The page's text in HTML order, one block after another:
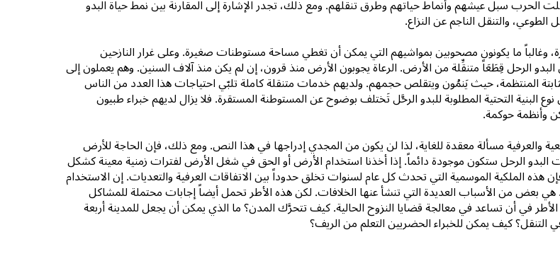
الحرب سبل عيشهم وأنماط حياتهم وطرق تنقلهم. ومع ذلك، تجدر الإشارة إلى المقارنة بين نمط حياة البدو
والتنقل الناجم عن النزاع.
وغالباً ما يكونون مصحوبين بمواشيهم التي يمكن أن تغطي مساحة مستوطنات صغيرة. وعلى غرار النازحين
البدو الرحل قِطَعَاً متنقِّلة من الأرض. الرعاة يجوبون الأرض منذ قرون، إن لم يكن منذ آلاف السنين. وهم يعملون إلى
المنتظمة، حيث يَنمُون ويتقلص حجمهم. ولديهم خدمات متنقلة كاملة تلبّي احتياجات هذا العدد من الناس
البنية التحتية المطلوبة للبدو الرحَّل تَختلف بوضوح عن المستوطنة المستقرة. فلا يزال لديهم خبراء طبيون
وأنظمة حوكمة.
والعرفية مسألة معقدة للغاية، لذا لن يكون من المجدي إدراجها في هذا النص. ومع ذلك، فإن الحاجة للأرض
البدو الرحل ستكون موجودة دائماً. إذا أخذنا استخدام الأرض أو الحق في شغل الأرض لفترات زمنية معينة كشكل
هذه الملكية الموسمية التي تحدث كل عام لسنوات تخلق حدوداً بين الاتفاقات العرفية والتعديات. إن الاستخدام
هي بعض من الأسباب العديدة التي تنشأ عنها الخلافات. لكن هذه الأطر تحمل أيضاً إجابات محتملة للمشاكل
الأطر في أن تساعد في معالجة قضايا النزوح الحالية. كيف تتحرَّك المدن؟ ما الذي يمكن أن يجعل للمدينة أربعة
التنقل؟ كيف يمكن للخبراء الحضريين التعلم من الريف؟